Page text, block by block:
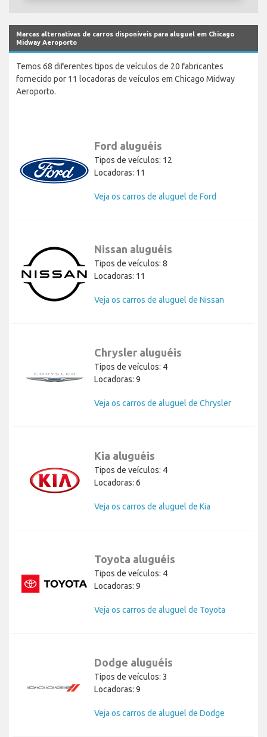
Marcas alternativas de carros disponíveis para aluguel em Chicago
Midway Aeroporto
Temos 68 diferentes tipos de veículos de 20 fabricantes
fornecido por 11 locadoras de veículos em Chicago Midway
Aeroporto.
Ford aluguéis
Tipos de veículos: 12
Locadoras: 11
Veja os carros de aluguel de Ford
Nissan aluguéis
Tipos de veículos: 8
Locadoras: 11
Veja os carros de aluguel de Nissan
Chrysler aluguéis
Tipos de veículos: 4
Locadoras: 9
Veja os carros de aluguel de Chrysler
Kia aluguéis
Tipos de veículos: 4
Locadoras: 6
Veja os carros de aluguel de Kia
Toyota aluguéis
Tipos de veículos: 4
Locadoras: 9
Veja os carros de aluguel de Toyota
Dodge aluguéis
Tipos de veículos: 3
Locadoras: 9
Veja os carros de aluguel de Dodge